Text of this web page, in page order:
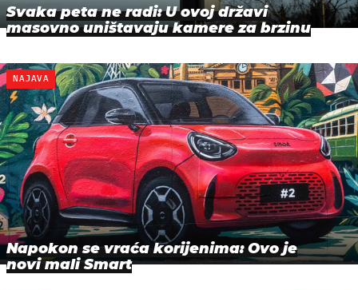
Svaka peta ne radi: U ovoj državi
masovno uništavaju kamere za brzinu
NAJAVA
Napokon se vraća korijenima: Ovo je
novi mali Smart